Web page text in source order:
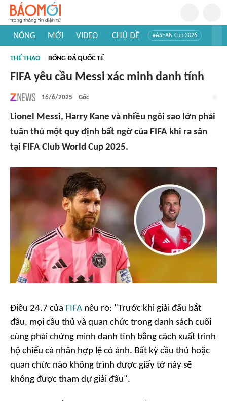
NÓNG MỚI VIDEO CHỦ ĐỀ #ASEAN Cup 2026
#Khám phá thế giới
THỂ THAO BÓNG ĐÁ QUỐC TẾ
FIFA yêu cầu Messi xác minh danh tính
16/6/2025 Gốc
Lionel Messi, Harry Kane và nhiều ngôi sao lớn phải
tuân thủ một quy định bất ngờ của FIFA khi ra sân
tại FIFA Club World Cup 2025.
Điều 24.7 của FIFA nêu rõ: "Trước khi giải đấu bắt
đầu, mọi cầu thủ và quan chức trong danh sách cuối
cùng phải chứng minh danh tính bằng cách xuất trình
hộ chiếu cá nhân hợp lệ có ảnh. Bất kỳ cầu thủ hoặc
quan chức nào không trình được giấy tờ này sẽ
không được tham dự giải đấu".